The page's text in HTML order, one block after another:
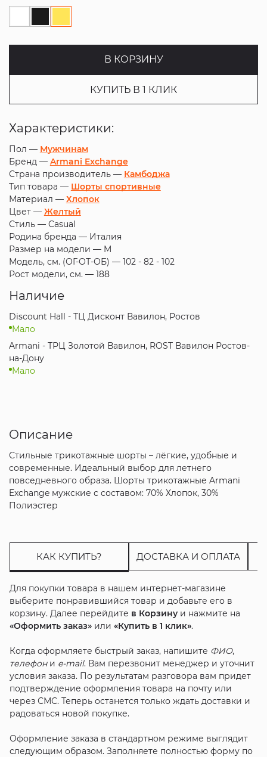
В КОРЗИНУ
КУПИТЬ В 1 КЛИК
Характеристики:
Пол — Мужчинам
Бренд — Armani Exchange
Страна производитель — Камбоджа
Тип товара — Шорты спортивные
Материал — Хлопок
Цвет — Желтый
Стиль — Casual
Родина бренда — Италия
Размер на модели — M
Модель, см. (ОГ-ОТ-ОБ) — 102 - 82 - 102
Рост модели, см. — 188
Наличие
Discount Hall - ТЦ Дисконт Вавилон, Ростов
Мало
Armani - ТРЦ Золотой Вавилон, ROST Вавилон Ростов-
на-Дону
Мало
Описание
Стильные трикотажные шорты – лёгкие, удобные и
современные. Идеальный выбор для летнего
повседневного образа. Шорты трикотажные Armani
Exchange мужские с составом: 70% Хлопок, 30%
Полиэстер
КАК КУПИТЬ? ДОСТАВКА И ОПЛАТА
Для покупки товара в нашем интернет-магазине
выберите понравившийся товар и добавьте его в
корзину. Далее перейдите в Корзинуи нажмите на
«Оформить заказ»или «Купить в 1 клик».
Когда оформляете быстрый заказ, напишите ФИО,
телефони e-mail. Вам перезвонит менеджер и уточнит
условия заказа. По результатам разговора вам придет
подтверждение оформления товара на почту или
через СМС. Теперь останется только ждать доставки и
радоваться новой покупке.
Оформление заказа в стандартном режиме выглядит
следующим образом. Заполняете полностью форму по